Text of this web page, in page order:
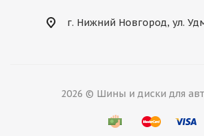
г. Нижний Новгород, ул.
2026 © Шины и диски для